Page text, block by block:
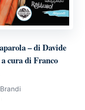
– di Davide
cura di Franco